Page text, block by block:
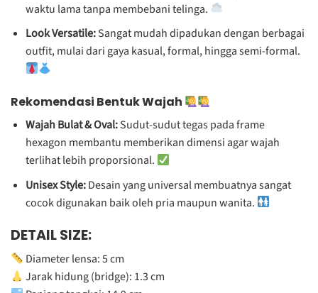
waktu lama tanpa membebani telinga.
Look Versatile:Sangat mudah dipadukan dengan berbagai
outfit, mulai dari gaya kasual, formal, hingga semi-formal.
Rekomendasi Bentuk Wajah
Wajah Bulat & Oval:Sudut-sudut tegas pada frame
hexagon membantu memberikan dimensi agar wajah
terlihat lebih proporsional.
Unisex Style:Desain yang universal membuatnya sangat
cocok digunakan baik oleh pria maupun wanita.
DETAIL SIZE:
Diameter lensa: 5 cm
Jarak hidung (bridge): 1.3 cm